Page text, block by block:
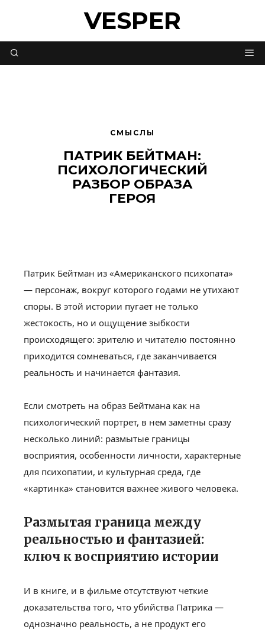
VESPER
СМЫСЛЫ
ПАТРИК БЕЙТМАН:
ПСИХОЛОГИЧЕСКИЙ
РАЗБОР ОБРАЗА
ГЕРОЯ
Патрик Бейтман из «Американского психопата»
— персонаж, вокруг которого годами не утихают
споры. В этой истории пугает не только
жестокость, но и ощущение зыбкости
происходящего: зрителю и читателю постоянно
приходится сомневаться, где заканчивается
реальность и начинается фантазия.
Если смотреть на образ Бейтмана как на
психологический портрет, в нем заметны сразу
несколько линий: размытые границы
восприятия, особенности личности, характерные
для психопатии, и культурная среда, где
«картинка» становится важнее живого человека.
Размытая граница между
реальностью и фантазией:
ключ к восприятию истории
И в книге, и в фильме отсутствуют четкие
доказательства того, что убийства Патрика —
однозначно реальность, а не продукт его